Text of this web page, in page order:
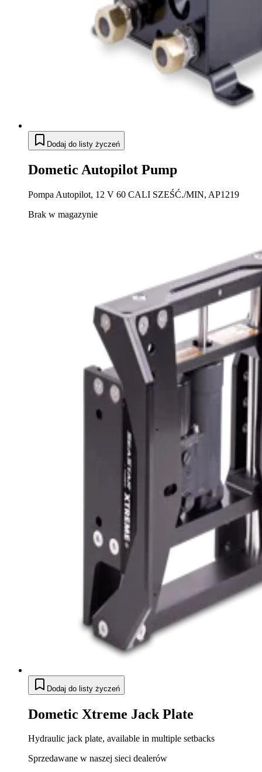
Dodaj do listy życzeń
Dometic Autopilot Pump
Pompa Autopilot, 12 V 60 CALI SZEŚĆ./MIN, AP1219
Brak w magazynie
Dodaj do listy życzeń
Dometic Xtreme Jack Plate
Hydraulic jack plate, available in multiple setbacks
Sprzedawane w naszej sieci dealerów